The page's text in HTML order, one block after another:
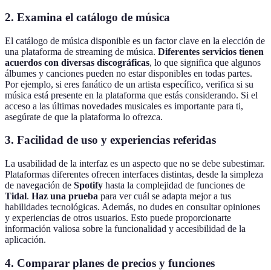
2. Examina el catálogo de música
El catálogo de música disponible es un factor clave en la elección de
una plataforma de streaming de música. Diferentes servicios tienen
acuerdos con diversas discográficas, lo que significa que algunos
álbumes y canciones pueden no estar disponibles en todas partes.
Por ejemplo, si eres fanático de un artista específico, verifica si su
música está presente en la plataforma que estás considerando. Si el
acceso a las últimas novedades musicales es importante para ti,
asegúrate de que la plataforma lo ofrezca.
3. Facilidad de uso y experiencias referidas
La usabilidad de la interfaz es un aspecto que no se debe subestimar.
Plataformas diferentes ofrecen interfaces distintas, desde la simpleza
de navegación de Spotify hasta la complejidad de funciones de
Tidal. Haz una prueba para ver cuál se adapta mejor a tus
habilidades tecnológicas. Además, no dudes en consultar opiniones
y experiencias de otros usuarios. Esto puede proporcionarte
información valiosa sobre la funcionalidad y accesibilidad de la
aplicación.
4. Comparar planes de precios y funciones